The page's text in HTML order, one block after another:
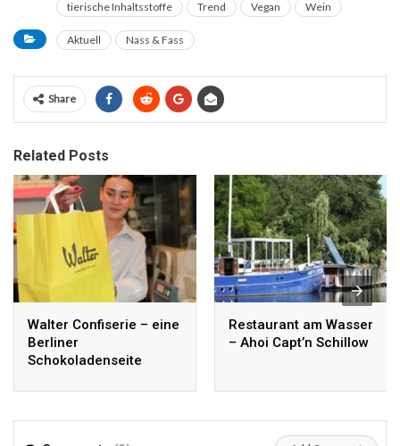
tierische Inhaltsstoffe
Trend Vegan Wein
Aktuell Nass & Fass
Share
Related Posts
Walter Confiserie – eine
Berliner
Schokoladenseite
Restaurant am Wasser
– Ahoi Capt’n Schillow